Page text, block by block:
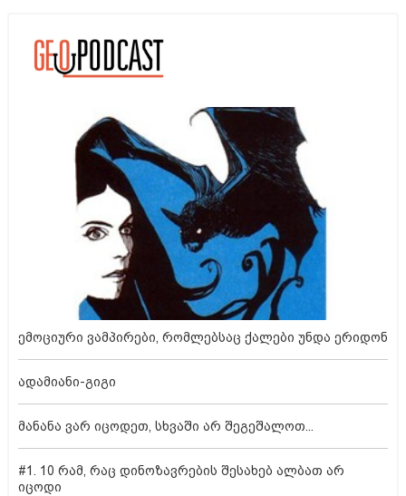
ემოციური ვამპირები, რომლებსაც ქალები უნდა ერიდონ
ადამიანი-გიგი
მანანა ვარ იცოდეთ, სხვაში არ შეგეშალოთ...
#1. 10 რამ, რაც დინოზავრების შესახებ ალბათ არ
იცოდი